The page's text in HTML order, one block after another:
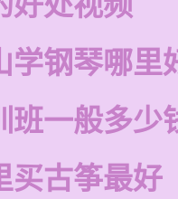
学钢琴哪里
班一般多少
买古筝最好